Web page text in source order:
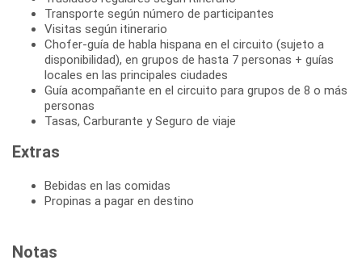
Transporte según número de participantes
Visitas según itinerario
Chofer-guía de habla hispana en el circuito (sujeto a
disponibilidad), en grupos de hasta 7 personas + guías
locales en las principales ciudades
Guía acompañante en el circuito para grupos de 8 o más
personas
Tasas, Carburante y Seguro de viaje
Extras
Bebidas en las comidas
Propinas a pagar en destino
Notas